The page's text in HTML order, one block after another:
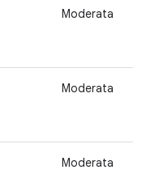
Moderata
Moderata
Moderata